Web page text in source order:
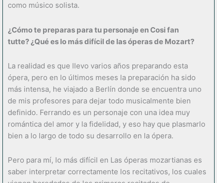
como músico solista.
¿Cómo te preparas para tu personaje en Cosi fan
tutte? ¿Quées lo más difícil de lasóperas de Mozart?
La realidad es que llevo varios años preparando esta
ópera, pero en lo últimos meses la preparación ha sido
más intensa, he viajado a Berlín donde se encuentra uno
de mis profesores para dejar todo musicalmente bien
definido. Ferrando es un personaje con una idea muy
romántica del amor y la fidelidad, y eso hay que plasmarlo
bien a lo largo de todo su desarrollo en la ópera.
Pero para mí, lo más difícil en Las óperas mozartianas es
saber interpretar correctamente los recitativos, los cuales